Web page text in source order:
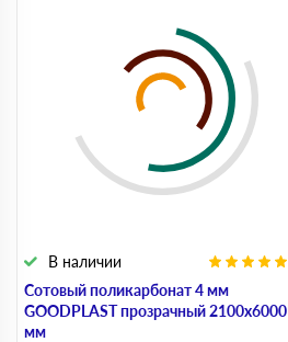
Сотовый поликарбонат 4 мм
GOODPLAST прозрачный 2100х6000
мм
В наличии